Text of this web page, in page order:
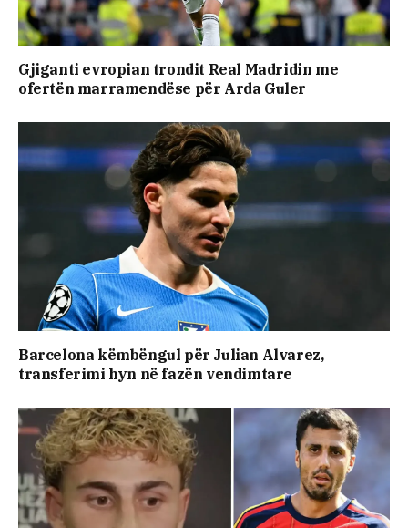
Gjiganti evropian trondit Real Madridin me
ofertën marramendëse për Arda Guler
Barcelona këmbëngul për Julian Alvarez,
transferimi hyn në fazën vendimtare